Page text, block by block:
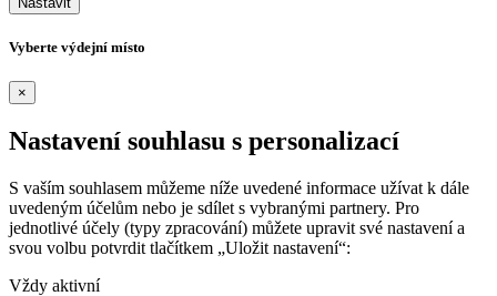
Vyberte výdejní místo
×
Nastavení souhlasu s personalizací
S vaším souhlasem můžeme níže uvedené informace užívat k dále
uvedeným účelům nebo je sdílet s vybranými partnery. Pro
jednotlivé účely (typy zpracování) můžete upravit své nastavení a
svou volbu potvrdit tlačítkem „Uložit nastavení“:
Vždy aktivní